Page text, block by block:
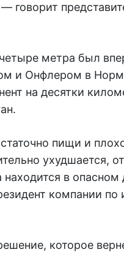
говорит
метра был
и Онфлером в
на десятки
пищи и
ухудшается,
в опасном
компании по
которое